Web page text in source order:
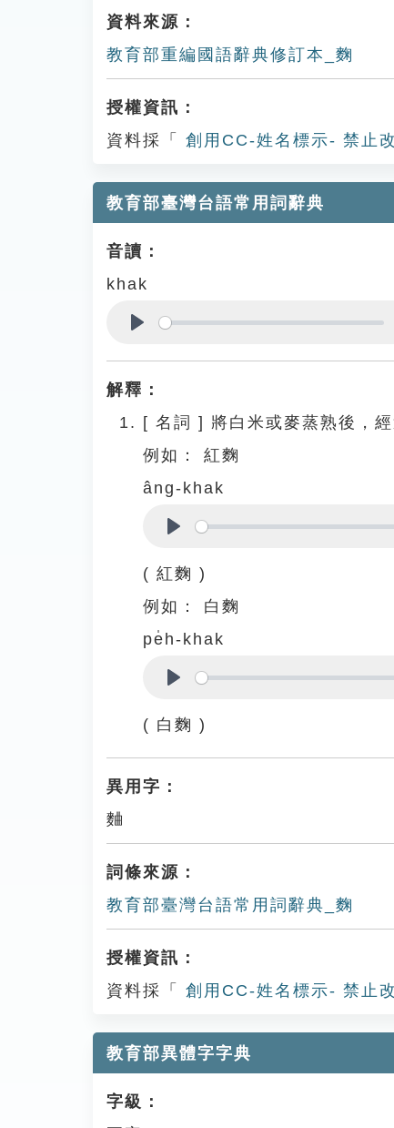
資料來源：
教育部重編國語辭典修訂本_麴
授權資訊：
資料採「
創用CC-姓名標示- 禁止
教育部臺灣台語常用詞辭典
音讀：
khak
解釋：
[ 名詞 ] 將白米或麥蒸熟後，
例如：
紅麴
âng-khak
( 紅麴 )
例如：
白麴
pe̍h-khak
( 白麴 )
異用字：
麯
詞條來源：
教育部臺灣台語常用詞辭典_麴
授權資訊：
資料採「
創用CC-姓名標示- 禁止
教育部異體字字典
字級：